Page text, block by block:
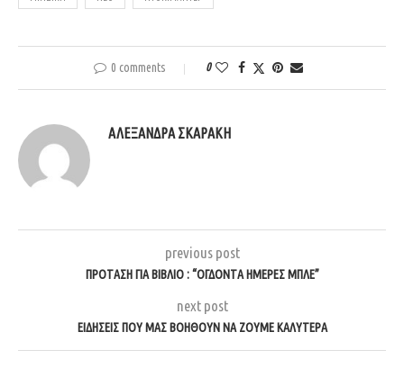
0 comments 0
ΑΛΕΞΆΝΔΡΑ ΣΚΑΡΆΚΗ
previous post
ΠΡΌΤΑΣΗ ΓΙΑ ΒΙΒΛΊΟ : “ΟΓΔΌΝΤΑ ΗΜΈΡΕΣ ΜΠΛΕ”
next post
ΕΙΔΉΣΕΙΣ ΠΟΥ ΜΑΣ ΒΟΗΘΟΎΝ ΝΑ ΖΟΎΜΕ ΚΑΛΎΤΕΡΑ